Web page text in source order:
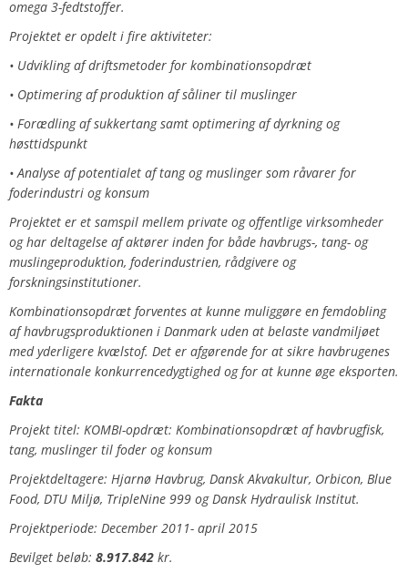
omega 3-fedtstoffer.
Projektet er opdelt i fire aktiviteter:
• Udvikling af driftsmetoder for kombinationsopdræt
• Optimering af produktion af såliner til muslinger
• Forædling af sukkertang samt optimering af dyrkning og
høsttidspunkt
• Analyse af potentialet af tang og muslinger som råvarer for
foderindustri og konsum
Projektet er et samspil mellem private og offentlige virksomheder
og har deltagelse af aktører inden for både havbrugs-, tang- og
muslingeproduktion, foderindustrien, rådgivere og
forskningsinstitutioner.
Kombinationsopdræt forventes at kunne muliggøre en femdobling
af havbrugsproduktionen i Danmark uden at belaste vandmiljøet
med yderligere kvælstof. Det er afgørende for at sikre havbrugenes
internationale konkurrencedygtighed og for at kunne øge eksporten.
Fakta
Projekt titel: KOMBI-opdræt: Kombinationsopdræt af havbrugfisk,
tang, muslinger til foder og konsum
Projektdeltagere: Hjarnø Havbrug, Dansk Akvakultur, Orbicon, Blue
Food, DTU Miljø, TripleNine 999 og Dansk Hydraulisk Institut.
Projektperiode: December 2011- april 2015
Bevilget beløb: 8.917.842 kr.